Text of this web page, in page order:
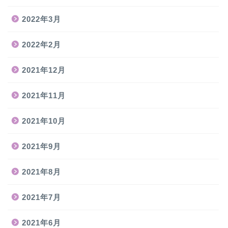
2022年3月
2022年2月
2021年12月
2021年11月
2021年10月
2021年9月
2021年8月
2021年7月
2021年6月